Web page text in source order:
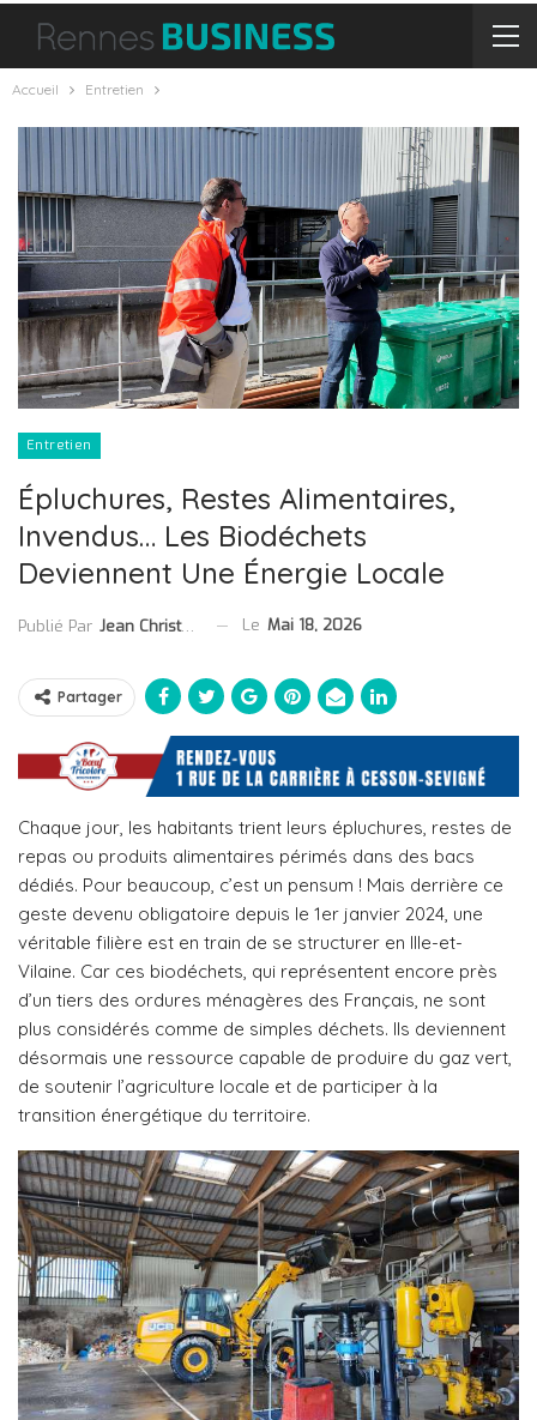
Accueil Entretien
Entretien
Épluchures, Restes Alimentaires,
Invendus… Les Biodéchets
Deviennent Une Énergie Locale
Publié Par Jean Christophe Collet Le Mai 18, 2026
Partager
Chaque jour, les habitants trient leurs épluchures, restes de
repas ou produits alimentaires périmés dans des bacs
dédiés. Pour beaucoup, c’est un pensum ! Mais derrière ce
geste devenu obligatoire depuis le 1er janvier 2024, une
véritable filière est en train de se structurer en Ille-et-
Vilaine. Car ces biodéchets, qui représentent encore près
d’un tiers des ordures ménagères des Français, ne sont
plus considérés comme de simples déchets. Ils deviennent
désormais une ressource capable de produire du gaz vert,
de soutenir l’agriculture locale et de participer à la
transition énergétique du territoire.